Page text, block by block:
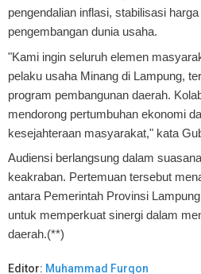
pengendalian inflasi, stabilisasi
pengembangan dunia usaha.
"Kami ingin seluruh elemen
pelaku usaha Minang di Lampung,
program pembangunan daerah.
mendorong pertumbuhan ekonomi
kesejahteraan masyarakat," kata
Audiensi berlangsung dalam
keakraban. Pertemuan tersebut
antara Pemerintah Provinsi
untuk memperkuat sinergi dalam
daerah.(**)
Editor: Muhammad Furqon